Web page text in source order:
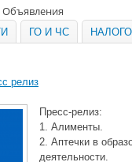
Объявления
ГО И ЧС
релиз
Пресс-релиз:
1. Алименты.
2. Аптечки в
деятельности.